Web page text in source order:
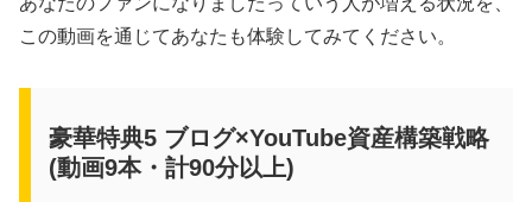
この動画を通じてあなたも体験してみてください。
豪華特典5 ブログ×YouTube資産構築戦略
(動画9本・計90分以上)